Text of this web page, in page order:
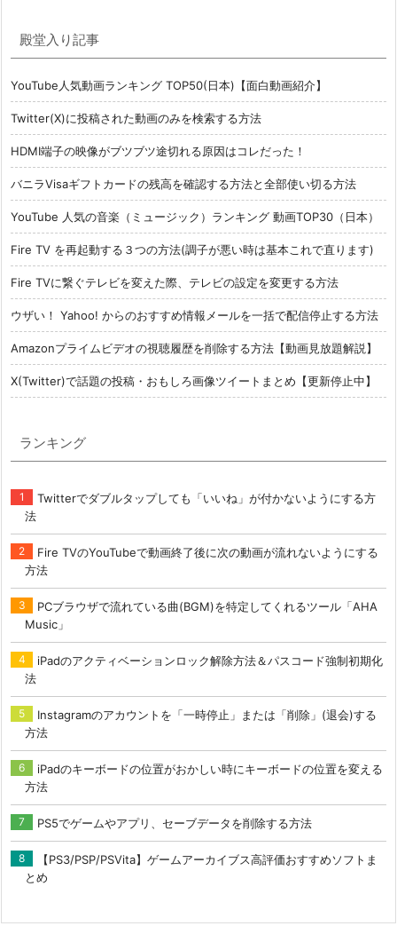
殿堂入り記事
YouTube人気動画ランキング TOP50(日本)【面白動画紹介】
Twitter(X)に投稿された動画のみを検索する方法
HDMI端子の映像がブツブツ途切れる原因はコレだった！
バニラVisaギフトカードの残高を確認する方法と全部使い切る方法
YouTube 人気の音楽（ミュージック）ランキング 動画TOP30（日本）
Fire TV を再起動する３つの方法(調子が悪い時は基本これで直ります)
Fire TVに繋ぐテレビを変えた際、テレビの設定を変更する方法
ウザい！ Yahoo! からのおすすめ情報メールを一括で配信停止する方法
Amazonプライムビデオの視聴履歴を削除する方法【動画見放題解説】
X(Twitter)で話題の投稿・おもしろ画像ツイートまとめ【更新停止中】
ランキング
Twitterでダブルタップしても「いいね」が付かないようにする方
法
Fire TVのYouTubeで動画終了後に次の動画が流れないようにする
方法
PCブラウザで流れている曲(BGM)を特定してくれるツール「AHA
Music」
iPadのアクティベーションロック解除方法＆パスコード強制初期化
法
Instagramのアカウントを「一時停止」または「削除」(退会)する
方法
iPadのキーボードの位置がおかしい時にキーボードの位置を変える
方法
PS5でゲームやアプリ、セーブデータを削除する方法
【PS3/PSP/PSVita】ゲームアーカイブス高評価おすすめソフトま
とめ